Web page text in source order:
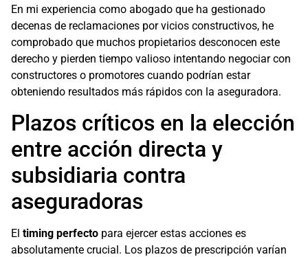
En mi experiencia como abogado que ha gestionado
decenas de reclamaciones por vicios constructivos, he
comprobado que muchos propietarios desconocen este
derecho y pierden tiempo valioso intentando negociar con
constructores o promotores cuando podrían estar
obteniendo resultados más rápidos con la aseguradora.
Plazos críticos en la elección
entre acción directa y
subsidiaria contra
aseguradoras
El timing perfecto para ejercer estas acciones es
absolutamente crucial. Los plazos de prescripción varían